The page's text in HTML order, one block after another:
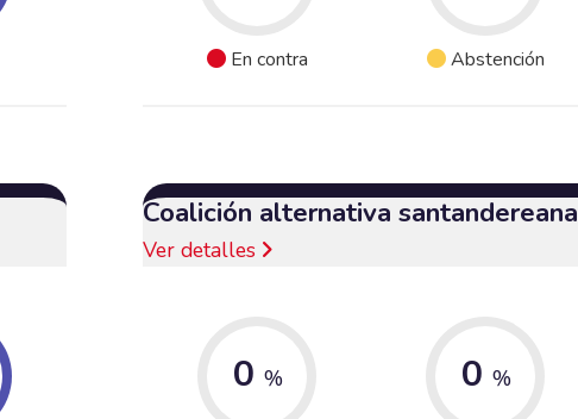
En contra Abstención
Coalición alternativa santandereana
Ver detalles
0 % 0 %